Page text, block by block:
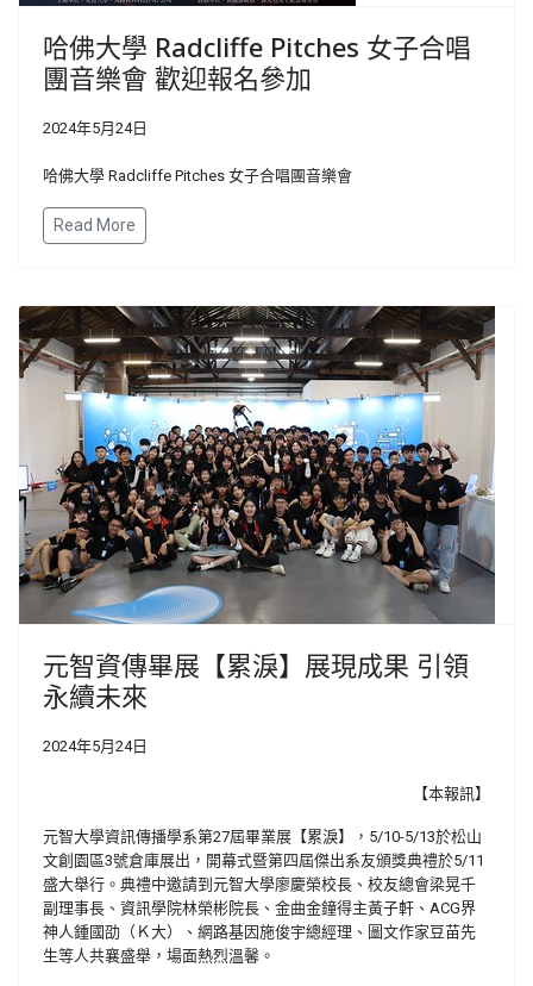
哈佛大學 Radcliffe Pitches 女子合唱
團音樂會 歡迎報名參加
2024年5月24日
哈佛大學 Radcliffe Pitches 女子合唱團音樂會
Read More
元智資傳畢展【累淚】展現成果 引領
永續未來
2024年5月24日
【本報訊】
元智大學資訊傳播學系第27屆畢業展【累淚】，5/10-5/13於松山
文創園區3號倉庫展出，開幕式暨第四屆傑出系友頒獎典禮於5/11
盛大舉行。典禮中邀請到元智大學廖慶榮校長、校友總會梁晃千
副理事長、資訊學院林榮彬院長、金曲金鐘得主黃子軒、ACG界
神人鍾國劭（Ｋ大）、網路基因施俊宇總經理、圖文作家豆苗先
生等人共襄盛舉，場面熱烈溫馨。